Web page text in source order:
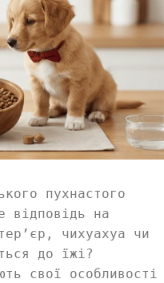
пухнастого
відповідь на
чихуахуа чи
до їжі?
свої особливості